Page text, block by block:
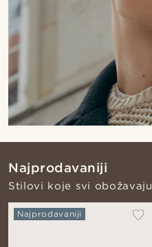
Najprodavaniji
Stilovi koje svi obožavaju
Najprodavaniji